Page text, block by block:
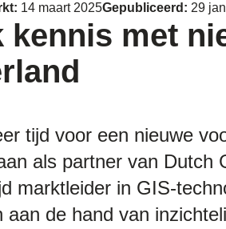
14 maart 2025Gepubliceerd: 29
kennis met
tijd voor een nieuwe
als partner van Dutch
marktleider in GIS-
aan de hand van